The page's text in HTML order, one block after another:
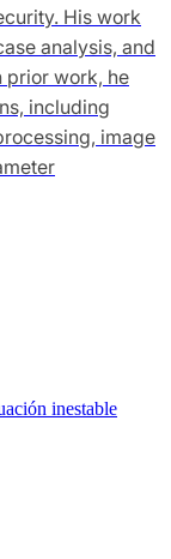
His work
analysis, and
prior work, he
including
image
inestable